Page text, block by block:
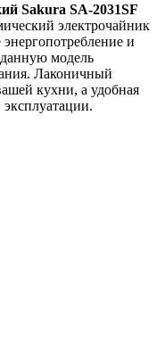
Sakura SA-2031SF
электрочайник
и
модель
Лаконичный
кухни, а удобная